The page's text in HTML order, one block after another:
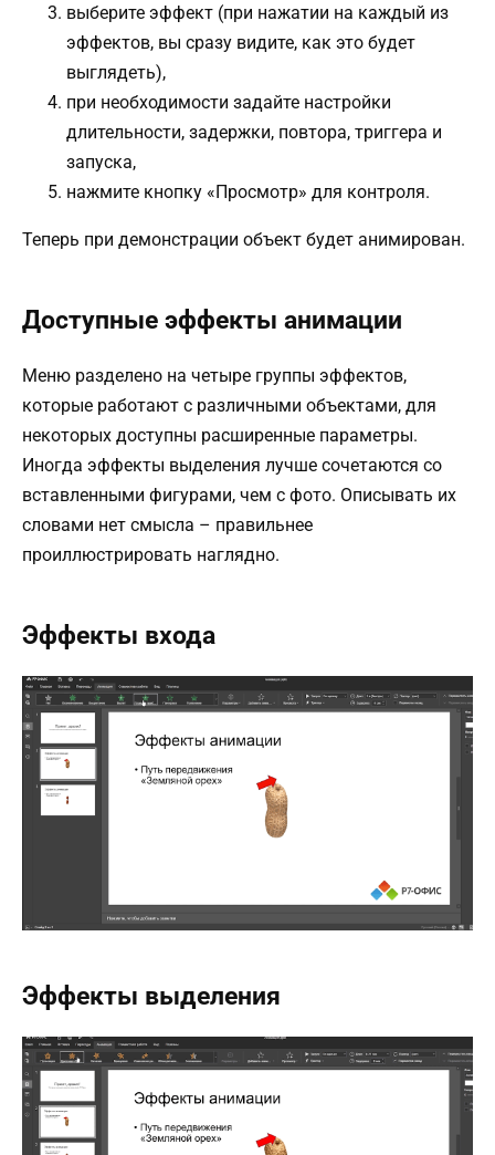
выберите эффект (при нажатии на каждый из
эффектов, вы сразу видите, как это будет
выглядеть),
при необходимости задайте настройки
длительности, задержки, повтора, триггера и
запуска,
нажмите кнопку «Просмотр» для контроля.
Теперь при демонстрации объект будет анимирован.
Доступные эффекты анимации
Меню разделено на четыре группы эффектов,
которые работают с различными объектами, для
некоторых доступны расширенные параметры.
Иногда эффекты выделения лучше сочетаются со
вставленными фигурами, чем с фото. Описывать их
словами нет смысла – правильнее
проиллюстрировать наглядно.
Эффекты входа
Эффекты выделения